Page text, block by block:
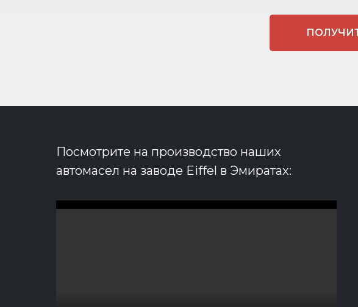
Посмотрите на производство наших
автомасел на заводе Eiffel в Эмиратах: